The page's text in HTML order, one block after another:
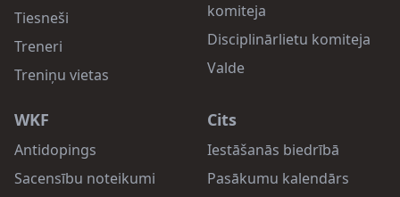
Tiesneši
Treneri
Treniņu vietas
komiteja
Disciplinārlietu komiteja
Valde
WKF
Antidopings
Sacensību noteikumi
Cits
Iestāšanās biedrībā
Pasākumu kalendārs